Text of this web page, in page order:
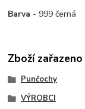
Barva - 999 černá
Zboží
Punčochy
VÝROBCI